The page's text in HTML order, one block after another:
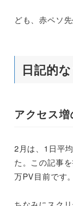
ども、赤ペソ
日記的
アクセス増
2月は、1日平
た。この記事
万PV目前です